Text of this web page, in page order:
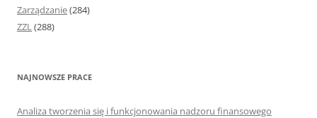
Zarządzanie(284)
ZZL(288)
NAJNOWSZE PRACE
Analiza tworzenia się i funkcjonowania nadzoru finansowego